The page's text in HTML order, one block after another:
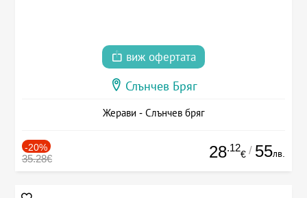
виж офертата
Слънчев Бряг
Жерави - Слънчев бряг
-20%
35.28€ 28.12
€ / 55лв.